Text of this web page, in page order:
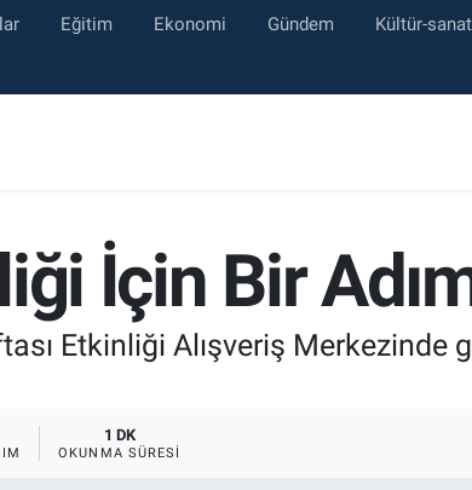
Eğitim Ekonomi Gündem Kültür-sanat
İçin Bir
Etkinliği Alışveriş
1 DK
OKUNMA SÜRESI